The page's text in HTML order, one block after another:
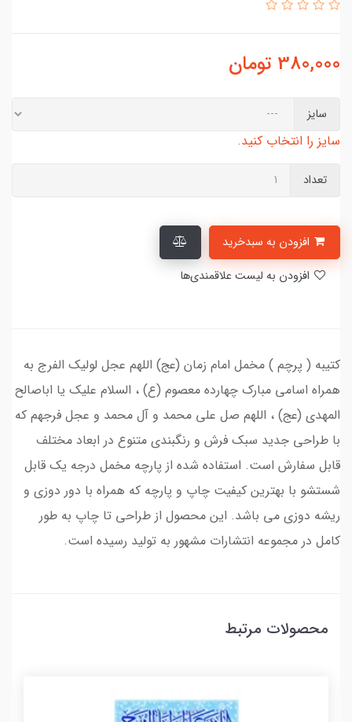
380,000 تومان
سایز
سایز را انتخاب کنید.
تعداد
کتیبه ( پرچم ) مخمل امام زمان (عج) اللهم عجل لولیک الفرج به
همراه اسامی مبارک چهارده معصوم (ع) ، السلام علیک یا اباصالح
المهدی (عج) ، اللهم صل علی محمد و آل محمد و عجل فرجهم که
با طراحی جدید سبک فرش و رنگبندی متنوع در ابعاد مختلف
قابل سفارش است. استفاده شده از پارچه مخمل درجه یک قابل
شستشو با بهترین کیفیت چاپ و پارچه که همراه با دور دوزی و
ریشه دوزی می باشد. این محصول از طراحی تا چاپ به طور
کامل در مجموعه انتشارات مشهور به تولید رسیده است.
محصولات مرتبط